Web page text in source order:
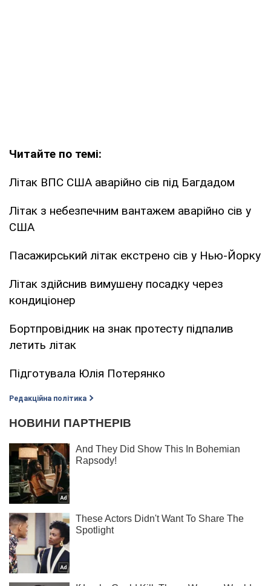
Читайте по темі:
Літак ВПС США аварійно сів під Багдадом
Літак з небезпечним вантажем аварійно сів у
США
Пасажирський літак екстрено сів у Нью-Йорку
Літак здійснив вимушену посадку через
кондиціонер
Бортпровідник на знак протесту підпалив
летить літак
Підготувала Юлія Потерянко
Редакційна політика